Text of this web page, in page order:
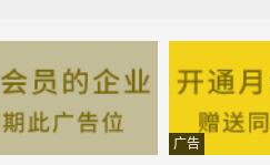
面议
面议
广告